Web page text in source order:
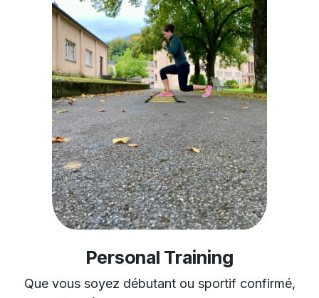
Personal Training
Que vous soyez débutant ou sportif confirmé,